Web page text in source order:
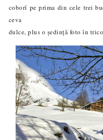
coborî pe prima din cele trei
ceva
dulce, plus o ședință foto în